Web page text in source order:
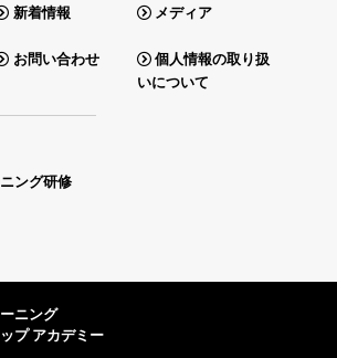
新着情報 メディア
お問い合わせ
個人情報の取り扱
いについて
ング研修
ニング
プ アカデミー